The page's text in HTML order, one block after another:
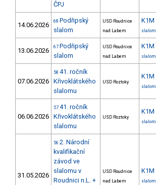
ČPJ
14.06.2026 68 Podřipský
slalom
USD Roudnice
nad Labem
K1M
slalom
13.06.2026 67 Podřipský
slalom
USD Roudnice
nad Labem
K1M
slalom
07.06.2026
58 41. ročník
Křivoklátského
slalomu
USD Roztoky
K1M
slalom
06.06.2026
57 41. ročník
Křivoklátského
slalomu
USD Roztoky
K1M
slalom
31.05.2026
56 2. Národní
kvalifikační
závod ve
slalomu v
Roudnici n.L. +
USD Roudnice
nad Labem
K1M
slalom